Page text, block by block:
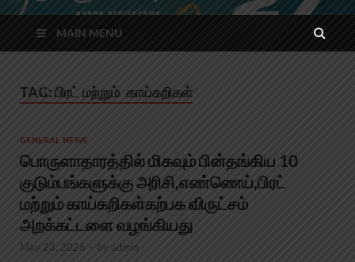
MAIN MENU
TAG:பிரட் மற்றும் காய்கறிகள்
GENERAL NEWS
பொருளாதாரத்தில் மிகவும் பின்தங்கிய 10
குடும்பங்களுக்கு அரிசி,எண்ணெய்,பிரட்
மற்றும் காய்கறிகள்கற்பக விருட்சம்
அறக்கட்டளை வழங்கியது
May 23, 2026 - by admin